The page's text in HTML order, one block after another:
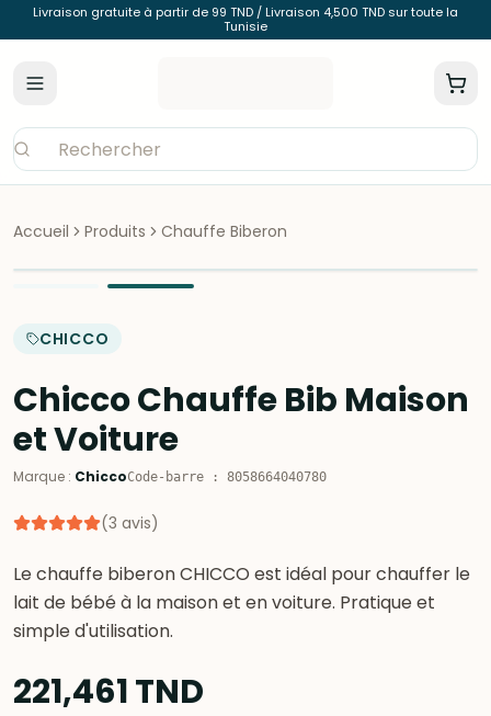
Livraison gratuite à partir de 99 TND / Livraison 4,500 TND sur toute la
Tunisie
Accueil Produits Chauffe Biberon
CHICCO
Chicco Chauffe Bib Maison
et Voiture
Marque : ChiccoCode-barre : 8058664040780
(3 avis)
Le chauffe biberon CHICCO est idéal pour chauffer le
lait de bébé à la maison et en voiture. Pratique et
simple d'utilisation.
221,461TND